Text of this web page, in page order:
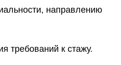
направлению
требований к стажу.